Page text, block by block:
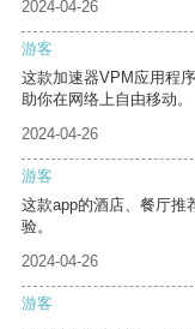
2024-04-26
游客
这款加速器VPM应用程
助你在网络上自由移动。
2024-04-26
游客
这款app的酒店、餐厅推
验。
2024-04-26
游客